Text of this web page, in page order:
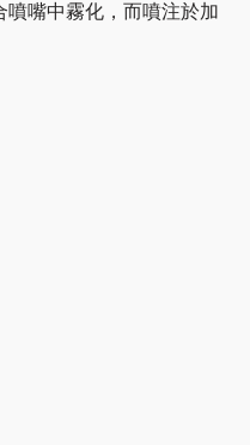
噴嘴中霧化，而噴注於加